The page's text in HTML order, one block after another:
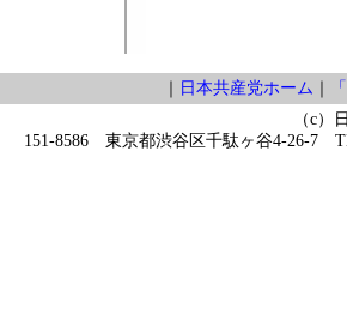
｜ 日本共産党ホーム ｜
（c）
151-8586 東京都渋谷区千駄ヶ谷4-26-7